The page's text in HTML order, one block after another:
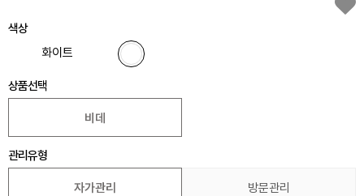
색상
화이트
상품선택
비데
관리유형
자가관리 방문관리